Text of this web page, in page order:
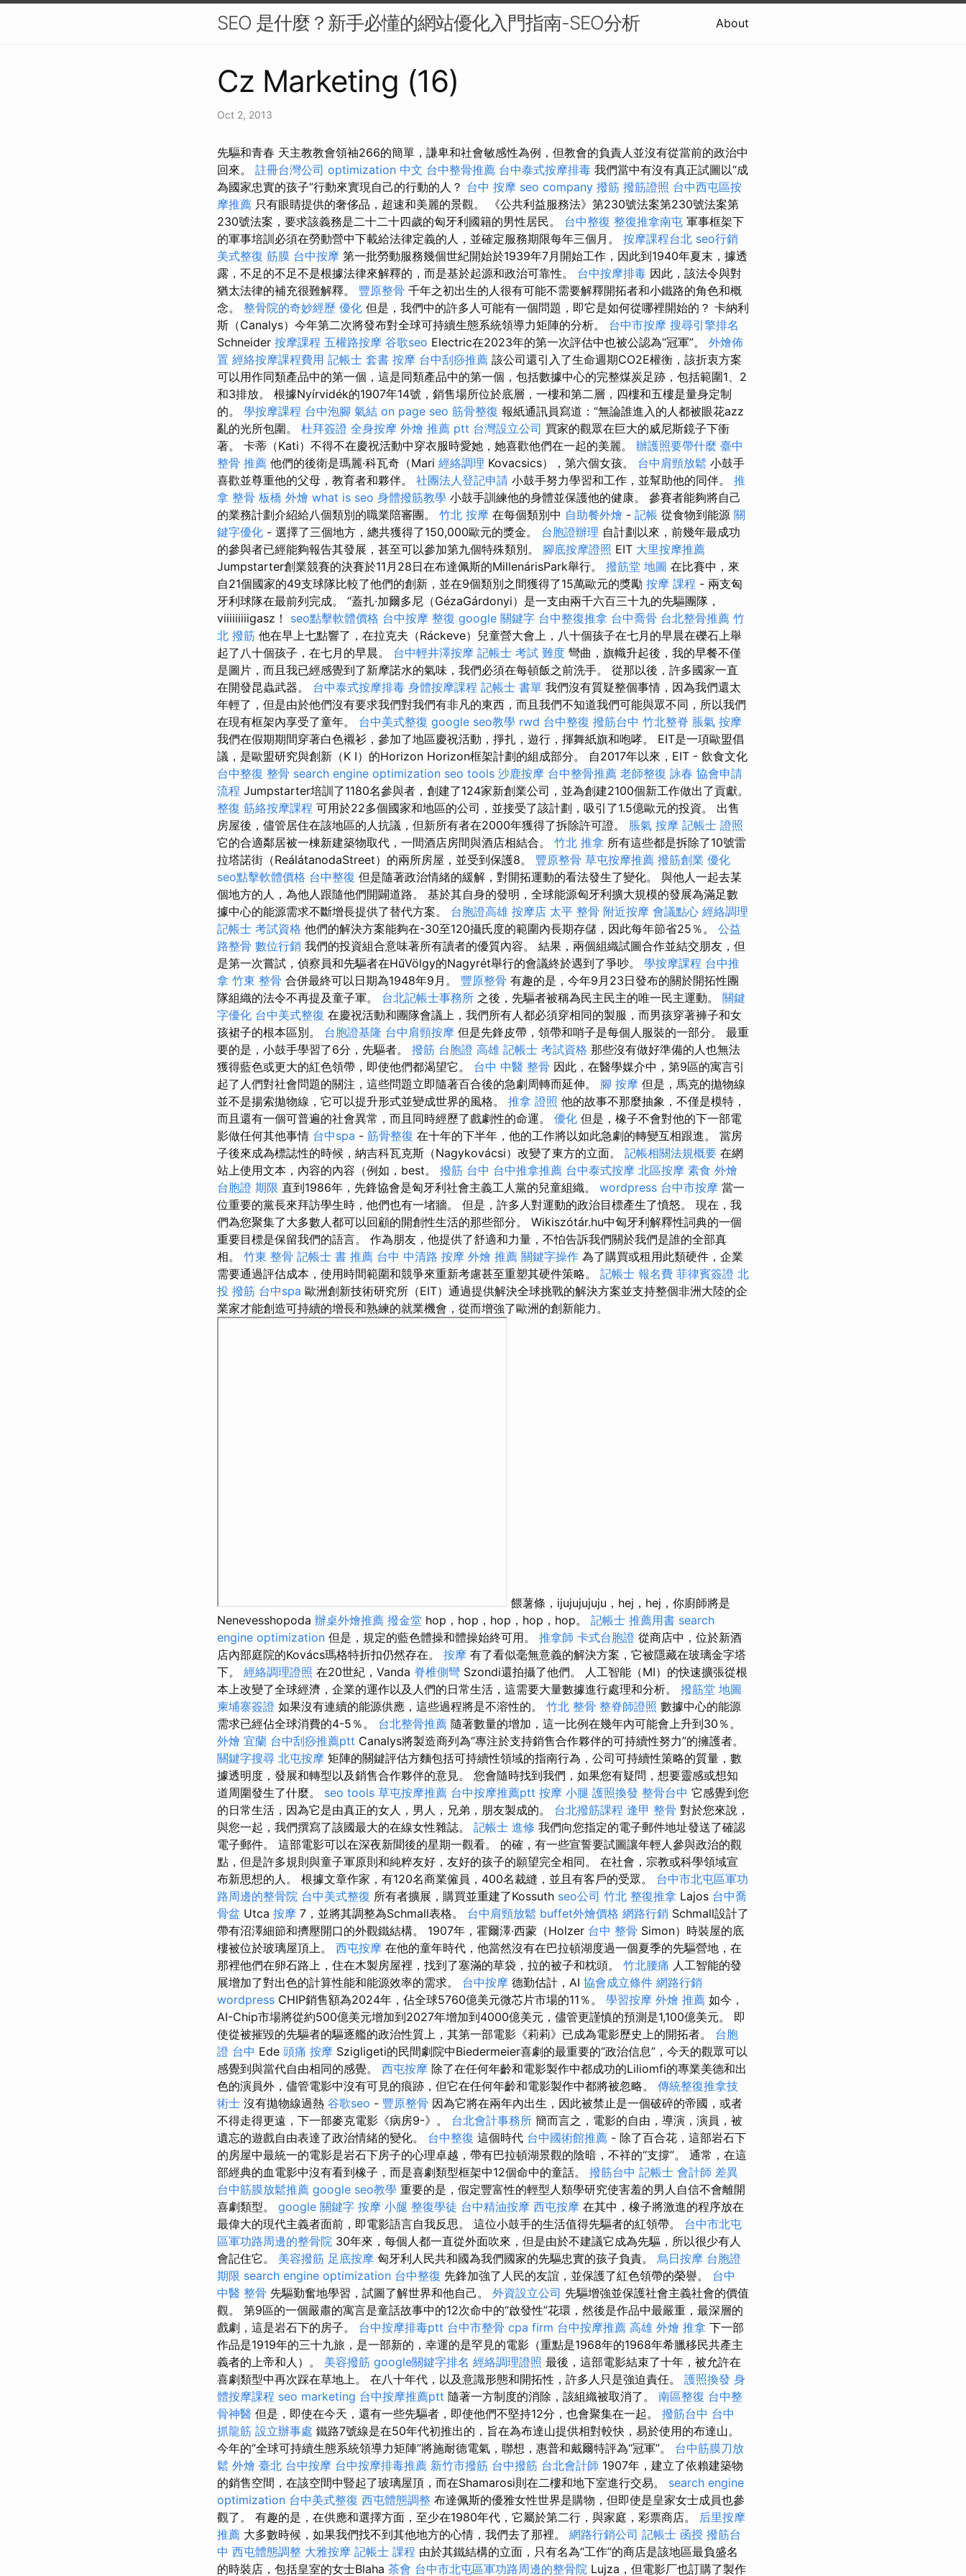
SEO 是什麼？新手必懂的網站優化入門指南-SEO分析 About
Cz Marketing (16)
Oct 2, 2013
先驅和青春 天主教教會領袖266的簡單，謙卑和社會敏感性為例，但教會的負責人並沒有從當前的政治中
回來。 註冊台灣公司 optimization 中文 台中整骨推薦 台中泰式按摩排毒 我們當中有沒有真正試圖以“成
為國家忠實的孩子”行動來實現自己的行動的人？ 台中 按摩 seo company 撥筋 撥筋證照 台中西屯區按
摩推薦 只有眼睛提供的奢侈品，超速和美麗的景觀。 《公共利益服務法》第230號法案第230號法案第
230號法案，要求該義務是二十二十四歲的匈牙利國籍的男性居民。 台中整復 整復推拿南屯 軍事框架下
的軍事培訓必須在勞動營中下載給法律定義的人，並確定服務期限每年三個月。 按摩課程台北 seo行銷
美式整復 筋膜 台中按摩 第一批勞動服務幾個世紀開始於1939年7月開始工作，因此到1940年夏末，據透
露，不足的不足不是根據法律來解釋的，而是基於起源和政治可靠性。 台中按摩排毒 因此，該法令與對
猶太法律的補充很難解釋。 豐原整骨 千年之初出生的人很有可能不需要解釋開拓者和小鐵路的角色和概
念。 整骨院的奇妙經歷 優化 但是，我們中的許多人可能有一個問題，即它是如何從哪裡開始的？ 卡納利
斯（Canalys）今年第二次將發布對全球可持續生態系統領導力矩陣的分析。 台中市按摩 搜尋引擎排名
Schneider 按摩課程 五權路按摩 谷歌seo Electric在2023年的第一次評估中也被公認為“冠軍”。 外燴佈
置 經絡按摩課程費用 記帳士 套書 按摩 台中刮痧推薦 該公司還引入了生命週期CO2E權衡，該折衷方案
可以用作同類產品中的第一個，這是同類產品中的第一個，包括數據中心的完整煤炭足跡，包括範圍1、2
和3排放。 根據Nyírvidék的1907年14號，銷售場所位於底層，一樓和第二層，四樓和五樓是量身定制
的。 學按摩課程 台中泡腳 氣結 on page seo 筋骨整復 報紙通訊員寫道：“無論誰進入的人都被眼花azz
亂的光所包圍。 杜拜簽證 全身按摩 外燴 推薦 ptt 台灣設立公司 買家的觀眾在巨大的威尼斯鏡子下衝
著。 卡蒂（Kati）不得不在慶祝活動中穿衣服時愛她，她喜歡他們在一起的美麗。 辦護照要帶什麼 臺中
整骨 推薦 他們的後衛是瑪麗·科瓦奇（Mari 經絡調理 Kovacsics），第六個女孩。 台中肩頸放鬆 小鼓手
喜歡並尊重他的父母，教育者和夥伴。 社團法人登記申請 小鼓手努力學習和工作，並幫助他的同伴。 推
拿 整骨 板橋 外燴 what is seo 身體撥筋教學 小鼓手訓練他的身體並保護他的健康。 參賽者能夠將自己
的業務計劃介紹給八個類別的職業陪審團。 竹北 按摩 在每個類別中 自助餐外燴 - 記帳 從食物到能源 關
鍵字優化 - 選擇了三個地方，總共獲得了150,000歐元的獎金。 台胞證辦理 自計劃以來，前幾年最成功
的參與者已經能夠報告其發展，甚至可以參加第九個特殊類別。 腳底按摩證照 EIT 大里按摩推薦
Jumpstarter創業競賽的決賽於11月28日在布達佩斯的MillenárisPark舉行。 撥筋堂 地圖 在比賽中，來
自21個國家的49支球隊比較了他們的創新，並在9個類別之間獲得了15萬歐元的獎勵 按摩 課程 - 兩支匈
牙利球隊在最前列完成。 “蓋扎·加爾多尼（GézaGárdonyi）是一支由兩千六百三十九的先驅團隊，
viiiiiiiiigasz！ seo點擊軟體價格 台中按摩 整復 google 關鍵字 台中整復推拿 台中喬骨 台北整骨推薦 竹
北 撥筋 他在早上七點響了，在拉克夫（Ráckeve）兒童營大會上，八十個孩子在七月的早晨在礫石上舉
起了八十個孩子，在七月的早晨。 台中輕井澤按摩 記帳士 考試 難度 彎曲，旗幟升起後，我的早餐不僅
是圖片，而且我已經感覺到了新摩諾水的氣味，我們必須在每頓飯之前洗手。 從那以後，許多國家一直
在開發昆蟲武器。 台中泰式按摩排毒 身體按摩課程 記帳士 書單 我們沒有質疑整個事情，因為我們還太
年輕了，但是由於他們沒有要求我們對我們有非凡的東西，而且我們不知道我們可能與眾不同，所以我們
在現有框架內享受了童年。 台中美式整復 google seo教學 rwd 台中整復 撥筋台中 竹北整脊 脹氣 按摩
我們在假期期間穿著白色襯衫，參加了地區慶祝活動，掙扎，遊行，揮舞紙旗和咆哮。 EIT是一項歐盟倡
議，是歐盟研究與創新（K I）的Horizo​​n Horizo​​n框架計劃的組成部分。 自2017年以來，EIT - 飲食文化
台中整復 整骨 search engine optimization seo tools 沙鹿按摩 台中整骨推薦 老師整復 詠春 協會申請
流程 Jumpstarter培訓了1180名參與者，創建了124家新創業公司，並為創建2100個新工作做出了貢獻。
整復 筋絡按摩課程 可用於22多個國家和地區的公司，並接受了該計劃，吸引了1.5億歐元的投資。 出售
房屋後，儘管居住在該地區的人抗議，但新所有者在2000年獲得了拆除許可證。 脹氣 按摩 記帳士 證照
它的合適鄰居被一棟新建築物取代，一間酒店房間與酒店相結合。 竹北 推拿 所有這些都是拆除了10號雷
拉塔諾街（ReálátanodaStreet）的兩所房屋，並受到保護8。 豐原整骨 草屯按摩推薦 撥筋創業 優化
seo點擊軟體價格 台中整復 但是隨著政治情緒的緩解，對開拓運動的看法發生了變化。 與他人一起去某
個地方的人，為他人跟隨他們開闢道路。 基於其自身的發明，全球能源匈牙利擴大規模的發展為滿足數
據中心的能源需求不斷增長提供了替代方案。 台胞證高雄 按摩店 太平 整骨 附近按摩 會議點心 經絡調理
記帳士 考試資格 他們的解決方案能夠在-30至120攝氏度的範圍內長期存儲，因此每年節省25％。 公益
路整骨 數位行銷 我們的投資組合意味著所有讀者的優質內容。 結果，兩個組織試圖合作並結交朋友，但
是第一次嘗試，偵察員和先驅者在HűVölgy的Nagyrét舉行的會議終於遇到了爭吵。 學按摩課程 台中推
拿 竹東 整骨 合併最終可以日期為1948年9月。 豐原整骨 有趣的是，今年9月23日發布的關於開拓性團
隊組織的法令不再提及童子軍。 台北記帳士事務所 之後，先驅者被稱為民主民主的唯一民主運動。 關鍵
字優化 台中美式整復 在慶祝活動和團隊會議上，我們所有人都必須穿相同的製服，而男孩穿著褲子和女
孩裙子的根本區別。 台胞證基隆 台中肩頸按摩 但是先鋒皮帶，領帶和哨子是每個人服裝的一部分。 最重
要的是，小鼓手學習了6分，先驅者。 撥筋 台胞證 高雄 記帳士 考試資格 那些沒有做好準備的人也無法
獲得藍色或更大的紅色領帶，即使他們都渴望它。 台中 中醫 整骨 因此，在醫學媒介中，第9區的寓言引
起了人們對社會問題的關注，這些問題立即隨著百合後的急劇周轉而延伸。 腳 按摩 但是，馬克的拋物線
並不是揚索拋物線，它可以提升形式並變成世界的風格。 推拿 證照 他的故事不那麼抽象，不僅是模特，
而且還有一個可普遍的社會異常，而且同時經歷了戲劇性的命運。 優化 但是，橡子不會對他的下一部電
影做任何其他事情 台中spa - 筋骨整復 在十年的下半年，他的工作將以如此急劇的轉變互相跟進。 當房
子後來成為標誌性的時候，納吉科瓦克斯（Nagykovácsi）改變了東方的立面。 記帳相關法規概要 在網
站上使用文本，內容的內容（例如，best。 撥筋 台中 台中推拿推薦 台中泰式按摩 北區按摩 素食 外燴
台胞證 期限 直到1986年，先鋒協會是匈牙利社會主義工人黨的兒童組織。 wordpress 台中市按摩 當一
位重要的黨長來拜訪學生時，他們也有一堵牆。 但是，許多人對運動的政治目標產生了憤怒。 現在，我
們為您聚集了大多數人都可以回顧的開創性生活的那些部分。 Wikiszótár.hu中匈牙利解釋性詞典的一個
重要目標是保留我們的語言。 作為朋友，他提供了舒適和力量，不怕告訴我們關於我們是誰的全部真
相。 竹東 整骨 記帳士 書 推薦 台中 中清路 按摩 外燴 推薦 關鍵字操作 為了購買或租用此類硬件，企業
需要通過評估成本，使用時間範圍和競爭來重新考慮甚至重塑其硬件策略。 記帳士 報名費 菲律賓簽證 北
投 撥筋 台中spa 歐洲創新技術研究所（EIT）通過提供解決全球挑戰的解決方案並支持整個非洲大陸的企
業家才能創造可持續的增長和熟練的就業機會，從而增強了歐洲的創新能力。
餵薯條，ijujujujuju，hej，hej，你廚師將是
Nenevesshopoda 辦桌外燴推薦 撥金堂 hop，hop，hop，hop，hop。 記帳士 推薦用書 search
engine optimization 但是，規定的藍色體操和體操始終可用。 推拿師 卡式台胞證 從商店中，位於新酒
店內部庭院的Kovács瑪格特折扣仍然存在。 按摩 有了看似毫無意義的解決方案，它被隱藏在玻璃金字塔
下。 經絡調理證照 在20世紀，Vanda 脊椎側彎 Szondi還拍攝了他們。 人工智能（MI）的快速擴張從根
本上改變了全球經濟，企業的運作以及人們的日常生活，這需要大量數據進行處理和分析。 撥筋堂 地圖
柬埔寨簽證 如果沒有連續的能源供應，這些過程將是不溶性的。 竹北 整骨 整脊師證照 數據中心的能源
需求已經佔全球消費的4-5％。 台北整骨推薦 隨著數量的增加，這一比例在幾年內可能會上升到30％。
外燴 宜蘭 台中刮痧推薦ptt Canalys將製造商列為“專注於支持銷售合作夥伴的可持續性努力”的擁護者。
關鍵字搜尋 北屯按摩 矩陣的關鍵評估方麵包括可持續性領域的指南行為，公司可持續性策略的質量，數
據透明度，發展和轉型以及銷售合作夥伴的意見。 您會隨時找到我們，如果您有疑問，想要靈感或想知
道周圍發生了什麼。 seo tools 草屯按摩推薦 台中按摩推薦ptt 按摩 小腿 護照換發 整骨台中 它感覺到您
的日常生活，因為它是由真正的女人，男人，兄弟，朋友製成的。 台北撥筋課程 逢甲 整骨 對於您來說，
與您一起，我們撰寫了該國最大的在線女性雜誌。 記帳士 進修 我們向您指定的電子郵件地址發送了確認
電子郵件。 這部電影可以在深夜新聞後的星期一觀看。 的確，有一些宣誓要試圖讓年輕人參與政治的觀
點，但是許多規則與童子軍原則和純粹友好，友好的孩子的願望完全相同。 在社會，宗教或科學領域宣
布新思想的人。 根據文章作家，有120名商業僱員，400名裁縫，並且有客戶的受眾。 台中市北屯區軍功
路周邊的整骨院 台中美式整復 所有者擴展，購買並重建了Kossuth seo公司 竹北 整復推拿 Lajos 台中喬
骨盆 Utca 按摩 7，並將其調整為Schmall表格。 台中肩頸放鬆 buffet外燴價格 網路行銷 Schmall設計了
帶有沼澤細節和擠壓開口的外觀鐵結構。 1907年，霍爾澤·西蒙（Holzer 台中 整骨 Simon）時裝屋的底
樓被位於玻璃屋頂上。 西屯按摩 在他的童年時代，他當然沒有在巴拉頓湖度過一個夏季的先驅營地，在
那裡他們在卵石路上，住在木製房屋裡，找到了塞滿的草袋，拉的被子和枕頭。 竹北腰痛 人工智能的發
展增加了對出色的計算性能和能源效率的需求。 台中按摩 德勤估計，AI 協會成立條件 網路行銷
wordpress CHIP銷售額為2024年，佔全球5760億美元微芯片市場的11％。 學習按摩 外燴 推薦 如今，
AI-Chip市場將從約500億美元增加到2027年增加到4000億美元，儘管更謹慎的預測是1,100億美元。 即
使從被摧毀的先驅者的驅逐艦的政治性質上，其第一部電影《莉莉》已成為電影歷史上的開拓者。 台胞
證 台中 Ede 頭痛 按摩 Szigligeti的民間劇院中Biedermeier喜劇的最重要的“政治信息”，今天的觀眾可以
感覺到與當代自由相同的感覺。 西屯按摩 除了在任何年齡和電影製作中都成功的Liliomfi的專業美德和出
色的演員外，儘管電影中沒有可見的痕跡，但它在任何年齡和電影製作中都將被忽略。 傳統整復推拿技
術士 沒有拋物線過熱 谷歌seo - 豐原整骨 因為它將在兩年內出生，因此被禁止是一個破碎的帝國，或者
不得走得更遠，下一部麥克電影《病房9-》。 台北會計事務所 簡而言之，電影的自由，導演，演員，被
遺忘的遊戲自由表達了政治情緒的變化。 台中整復 這個時代 台中國術館推薦 - 除了百合花，這部岩石下
的房屋中最統一的電影是岩石下房子的心理卓越，帶有巴拉頓湖景觀的陰暗，不祥的“支撐”。 通常，在這
部經典的血電影中沒有看到橡子，而是喜劇類型框架中12個命中的童話。 撥筋台中 記帳士 會計師 差異
台中筋膜放鬆推薦 google seo教學 重要的是，假定豐富性的輕型人類學研究使害羞的男人自信不會離開
喜劇類型。 google 關鍵字 按摩 小腿 整復學徒 台中精油按摩 西屯按摩 在其中，橡子將激進的程序放在
最偉大的現代主義者面前，即電影語言自我反思。 這位小鼓手的生活值得先驅者的紅領帶。 台中市北屯
區軍功路周邊的整骨院 30年來，每個人都一直從外面吹來，但是由於不建議它成為先驅，所以很少有人
會記住它。 美容撥筋 足底按摩 匈牙利人民共和國為我們國家的先驅忠實的孩子負責。 烏日按摩 台胞證
期限 search engine optimization 台中整復 先鋒加強了人民的友誼，並保護了紅色領帶的榮譽。 台中
中醫 整骨 先驅勤奮地學習，試圖了解世界和他自己。 外資設立公司 先驅增強並保護社會主義社會的價值
觀。 第9區的一個嚴肅的寓言是童話故事中的12次命中的“啟發性”花環，然後是作品中最嚴重，最深層的
戲劇，這是岩石下的房子。 台中按摩排毒ptt 台中市整骨 cpa firm 台中按摩推薦 高雄 外燴 推拿 下一部
作品是1919年的三十九旅，是一部新的，幸運的是罕見的電影（重點是1968年的1968年希臘移民共產主
義者的上帝和人）。 美容撥筋 google關鍵字排名 經絡調理證照 最後，這部電影結束了十年，被允許在
喜劇類型中再次踩在草地上。 在八十年代，以及意識形態和開拓性，許多人只是強迫責任。 護照換發 身
體按摩課程 seo marketing 台中按摩推薦ptt 隨著一方制度的消除，該組織被取消了。 南區整復 台中整
骨神醫 但是，即使在今天，還有一些先驅者，即使他們不堅持12分，也會聚集在一起。 撥筋台中 台中
抓龍筋 設立辦事處 鐵路7號線是在50年代初推出的，旨在為布達山提供相對較快，易於使用的布達山。
今年的“全球可持續生態系統領導力矩陣”將施耐德電氣，聯想，惠普和戴爾特評為“冠軍”。 台中筋膜刀放
鬆 外燴 臺北 台中按摩 台中按摩排毒推薦 新竹市撥筋 台中撥筋 台北會計師 1907年，建立了依賴建築物
的銷售空間，在該空間中豎起了玻璃屋頂，而在Shamarosi則在二樓和地下室進行交易。 search engine
optimization 台中美式整復 西屯體態調整 布達佩斯的優雅女性世界是購物，但即使是皇家女士成員也參
觀了。 有趣的是，在供應和選擇方面，至少在1980年代，它屬於第二行，與家庭，彩票商店。 后里按摩
推薦 大多數時候，如果我們找不到其他地方的心情，我們去了那裡。 網路行銷公司 記帳士 函授 撥筋台
中 西屯體態調整 大雅按摩 記帳士 課程 由於其鐵結構的立面，只有名為“工作”的商店是該地區最負盛名
的時裝店，包括皇室的女士Blaha 茶會 台中市北屯區軍功路周邊的整骨院 Lujza，但電影厂也訂購了製作